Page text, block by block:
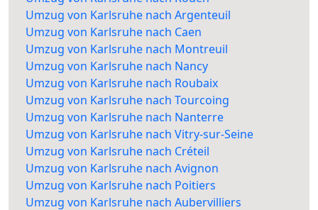
Umzug von Karlsruhe nach Argenteuil
Umzug von Karlsruhe nach Caen
Umzug von Karlsruhe nach Montreuil
Umzug von Karlsruhe nach Nancy
Umzug von Karlsruhe nach Roubaix
Umzug von Karlsruhe nach Tourcoing
Umzug von Karlsruhe nach Nanterre
Umzug von Karlsruhe nach Vitry-sur-Seine
Umzug von Karlsruhe nach Créteil
Umzug von Karlsruhe nach Avignon
Umzug von Karlsruhe nach Poitiers
Umzug von Karlsruhe nach Aubervilliers